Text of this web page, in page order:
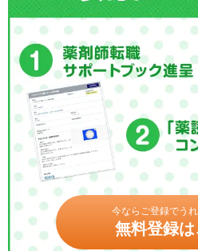
今ならご登録でう
無料登録は